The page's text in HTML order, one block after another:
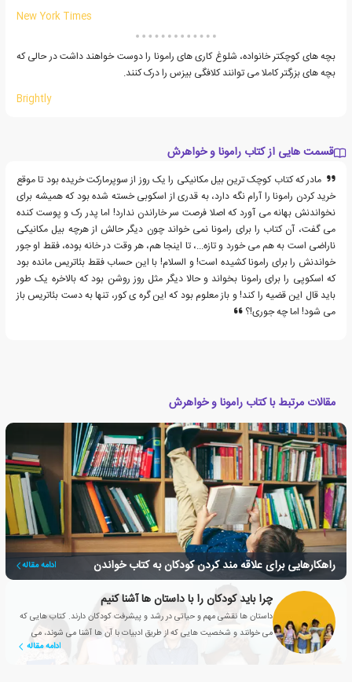
New York Times
بچه های کوچکتر خانواده، شلوغ کاری های رامونا را دوست خواهند داشت در حالی که
بچه های بزرگتر کاملا می توانند کلافگی بیزس را درک کنند.
Brightly
قسمت هایی از کتاب رامونا و خواهرش
مادر که کتاب کوچک ترین بیل مکانیکی را یک روز از سوپرمارکت خریده بود تا موقع
خرید کردن رامونا را آرام نگه دارد، به قدری از اسکوبی خسته شده بود که همیشه برای
نخواندنش بهانه می آورد که اصلا فرصت سر خاراندن ندارد! اما پدر رک و پوست کنده
می گفت، آن کتاب را برای رامونا نمی خواند چون دیگر حالش از هرچه بیل مکانیکی
ناراضی است به هم می خورد و تازه...، تا اینجا هم، هر وقت در خانه بوده، فقط او جور
خواندنش را برای رامونا کشیده است! و السلام! با این حساب فقط بئاتریس مانده بود
که اسکوپی را برای رامونا بخواند و حالا دیگر مثل روز روشن بود که بالاخره یک طور
باید قال این قضیه را کند! و باز معلوم بود که این گره ی کور، تنها به دست بئاتریس باز
می شود! اما چه جوری!؟
مقالات مرتبط با کتاب رامونا و خواهرش
راهکارهایی برای علاقه مند کردن کودکان به کتاب خواندن ادامه مقاله
چرا باید کودکان را با داستان ها آشنا کنیم
داستان ها نقشی مهم و حیاتی در رشد و پیشرفت کودکان دارند. کتاب هایی که
می خوانند و شخصیت هایی که از طریق ادبیات با آن ها آشنا می شوند، می
ادامه مقاله